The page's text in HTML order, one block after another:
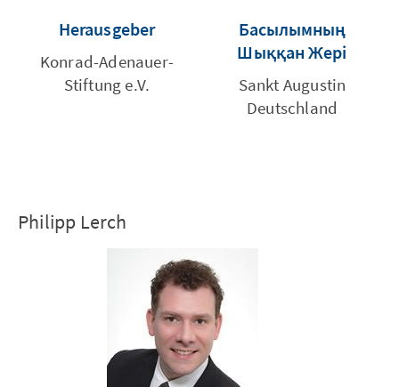
Herausgeber
Konrad-Adenauer-
Stiftung e.V.
Басылымның
Шыққан Жері
Sankt Augustin
Deutschland
Philipp Lerch